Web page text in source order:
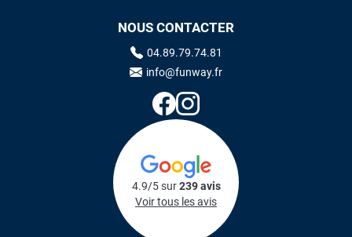
NOUS CONTACTER
04.89.79.74.81
info@funway.fr
4.9/5 sur239 avis
Voir tous les avis